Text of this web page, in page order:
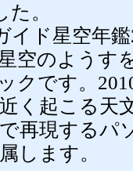
。
イド星空年
空のようす
クです。
く起こる天
再現するパ
します。